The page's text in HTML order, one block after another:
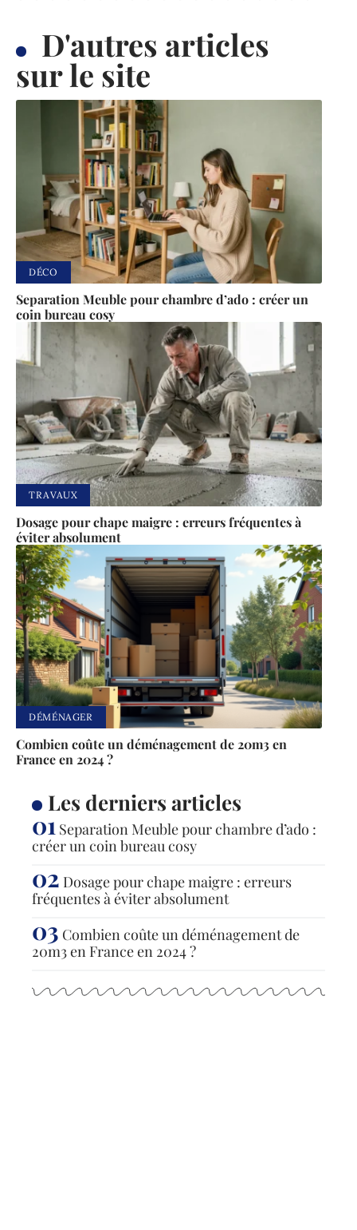
D'autres articles
sur le site
DÉCO
Separation Meuble pour chambre d’ado : créer un
coin bureau cosy
TRAVAUX
Dosage pour chape maigre : erreurs fréquentes à
éviter absolument
DÉMÉNAGER
Combien coûte un déménagement de 20m3 en
France en 2024 ?
Les derniers articles
Separation Meuble pour chambre d’ado :
créer un coin bureau cosy
Dosage pour chape maigre : erreurs
fréquentes à éviter absolument
Combien coûte un déménagement de
20m3 en France en 2024 ?